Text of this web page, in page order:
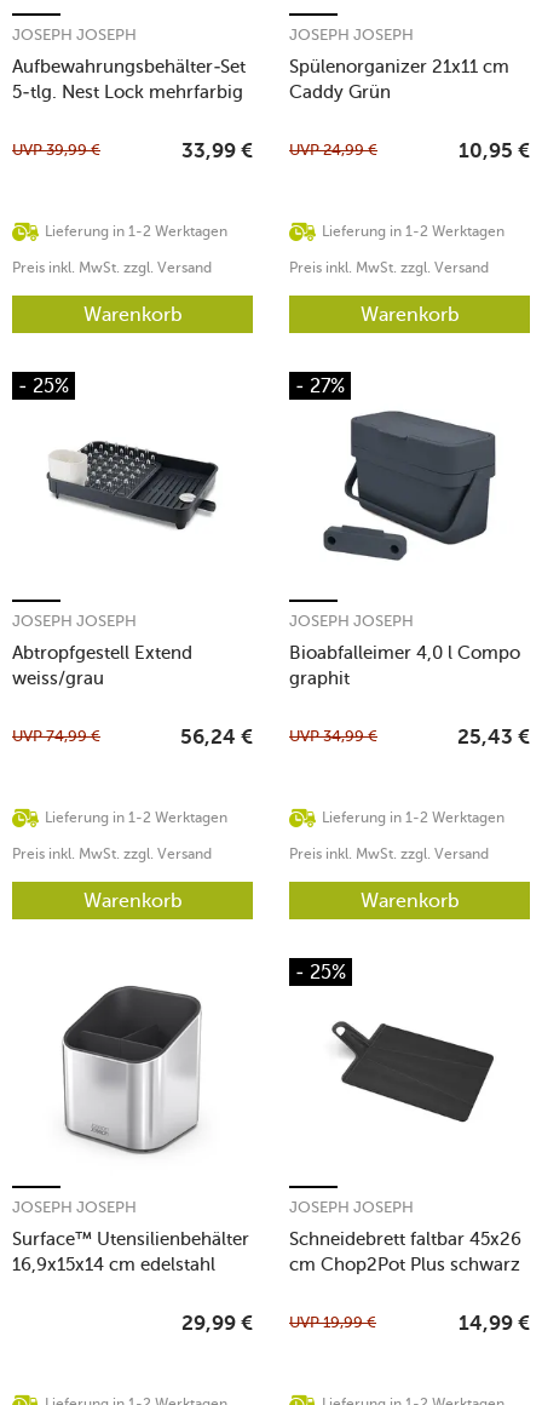
Aufbewahrungsbehälter-Set
5-tlg. Nest Lock mehrfarbig
JOSEPH JOSEPH
Lieferung in 1-2 Werktagen
UVP39,99 € 33,99 €
Preis inkl. MwSt. zzgl. Versand
Warenkorb
Spülenorganizer 21x11 cm
Caddy Grün
JOSEPH JOSEPH
Lieferung in 1-2 Werktagen
UVP24,99 € 10,95 €
Preis inkl. MwSt. zzgl. Versand
Warenkorb
- 25%
Abtropfgestell Extend
weiss/grau
JOSEPH JOSEPH
Lieferung in 1-2 Werktagen
UVP74,99 € 56,24 €
Preis inkl. MwSt. zzgl. Versand
Warenkorb
- 27%
Bioabfalleimer 4,0 l Compo
graphit
JOSEPH JOSEPH
Lieferung in 1-2 Werktagen
UVP34,99 € 25,43 €
Preis inkl. MwSt. zzgl. Versand
Warenkorb
Surface™ Utensilienbehälter
16,9x15x14 cm edelstahl
JOSEPH JOSEPH
29,99 €
- 25%
Schneidebrett faltbar 45x26
cm Chop2Pot Plus schwarz
JOSEPH JOSEPH
UVP19,99 € 14,99 €